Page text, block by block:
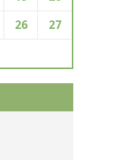
26
27